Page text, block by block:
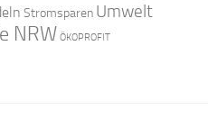
Stromsparen Umwelt
NRW ÖKOPROFIT